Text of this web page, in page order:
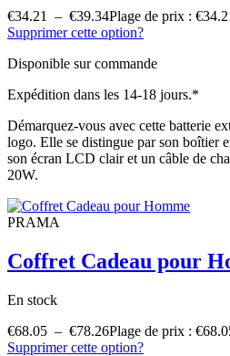
€34.21 – €39.34Plage de prix :
Supprimer cette option?
Disponible sur commande
Expédition dans les 14-18 jours.*
Démarquez-vous avec cette batterie
logo. Elle se distingue par son boîtier
son écran LCD clair et un câble de
20W.
PRAMA
Coffret Cadeau pour
En stock
€68.05 – €78.26Plage de prix :
Supprimer cette option?